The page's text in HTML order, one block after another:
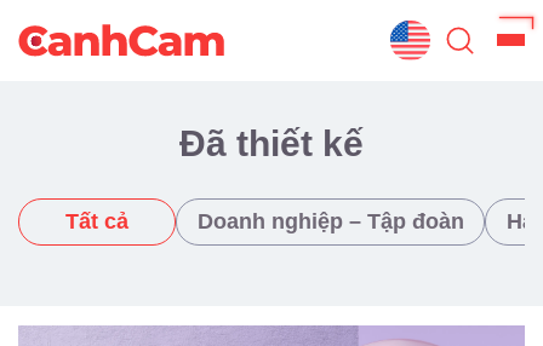
Trang Chủ
Thiết Kế Website
Đã thiết kế
Tất cả Doanh nghiệp – Tập đoàn